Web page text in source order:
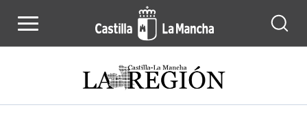
Actualidad de la región de Castilla-